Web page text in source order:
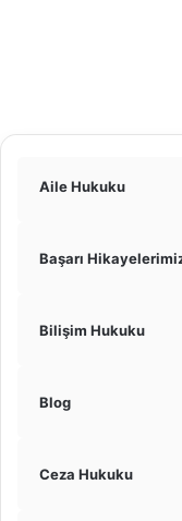
Aile Hukuku
Başarı
Bilişim Hukuku
Blog
Ceza Hukuku